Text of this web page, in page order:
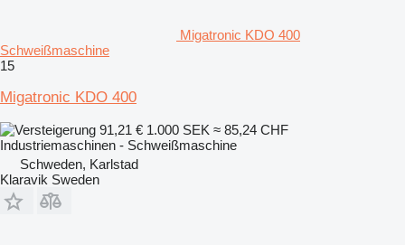
Migatronic KDO 400
Schweißmaschine
15
Migatronic KDO 400
91,21 € 1.000 SEK ≈ 85,24 CHF
Industriemaschinen - Schweißmaschine
Schweden, Karlstad
Klaravik Sweden